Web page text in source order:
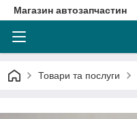
Магазин автозапчастин
Товари та послуги